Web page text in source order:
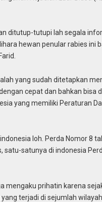
ditutup-tutupi lah segala
hewan penular rabies ini
yang sudah ditetapkan
cepat dan bahkan bisa
yang memiliki Peraturan
loh. Perda Nomor 8
satu-satunya di indonesia
mengaku prihatin karena
terjadi di sejumlah wilayah